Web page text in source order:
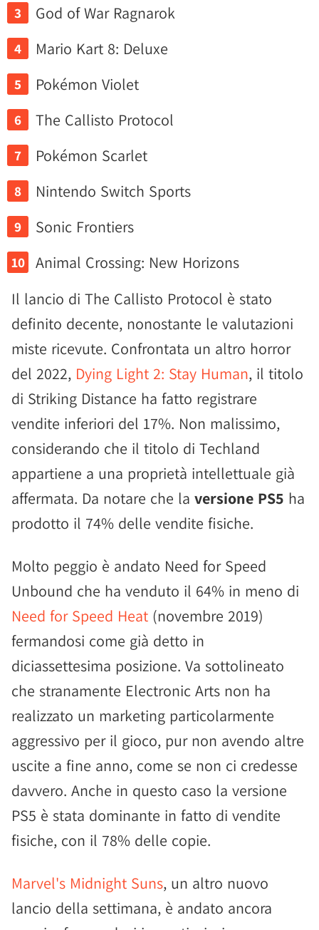
God of War Ragnarok
Mario Kart 8: Deluxe
Pokémon Violet
The Callisto Protocol
Pokémon Scarlet
Nintendo Switch Sports
Sonic Frontiers
Animal Crossing: New Horizons
Il lancio di The Callisto Protocol è stato
definito decente, nonostante le valutazioni
miste ricevute. Confrontata un altro horror
del 2022, Dying Light 2: Stay Human, il titolo
di Striking Distance ha fatto registrare
vendite inferiori del 17%. Non malissimo,
considerando che il titolo di Techland
appartiene a una proprietà intellettuale già
affermata. Da notare che la versione PS5 ha
prodotto il 74% delle vendite fisiche.
Molto peggio è andato Need for Speed
Unbound che ha venduto il 64% in meno di
Need for Speed Heat (novembre 2019)
fermandosi come già detto in
diciassettesima posizione. Va sottolineato
che stranamente Electronic Arts non ha
realizzato un marketing particolarmente
aggressivo per il gioco, pur non avendo altre
uscite a fine anno, come se non ci credesse
davvero. Anche in questo caso la versione
PS5 è stata dominante in fatto di vendite
fisiche, con il 78% delle copie.
Marvel's Midnight Suns, un altro nuovo
lancio della settimana, è andato ancora